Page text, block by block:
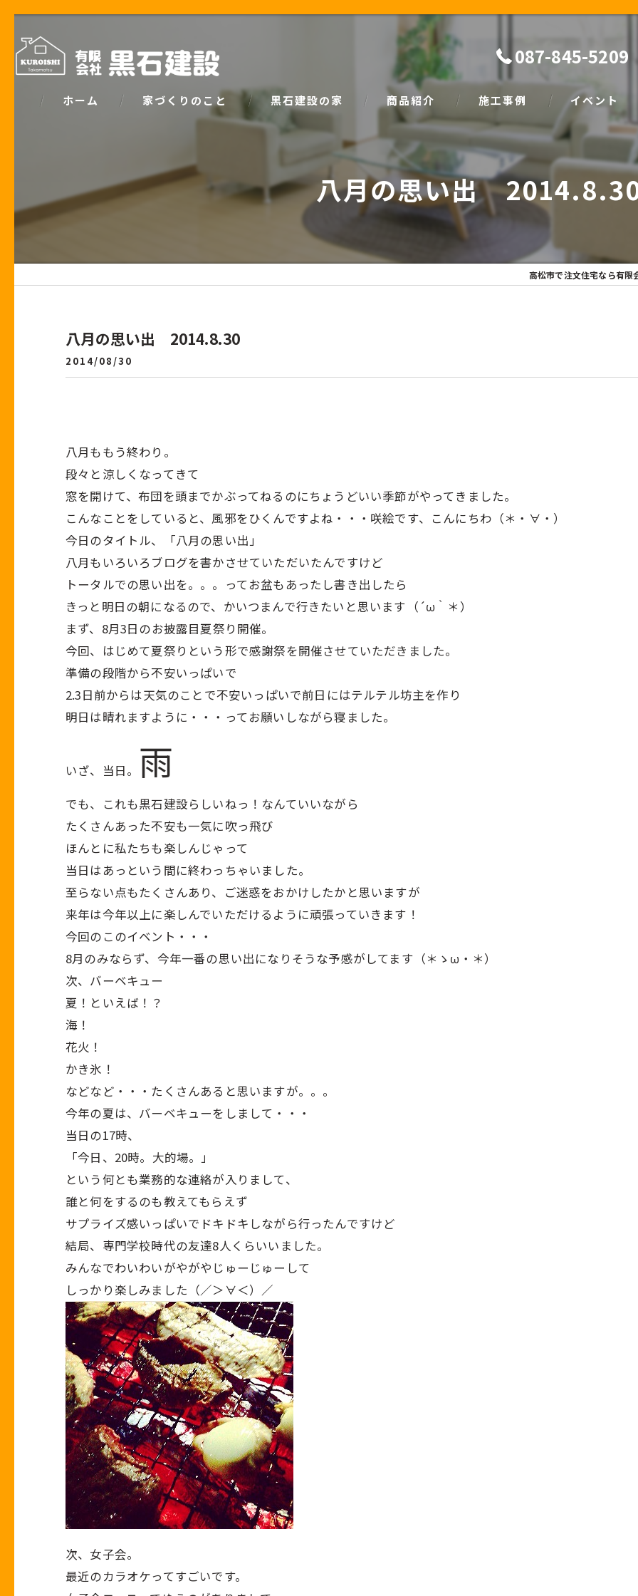
087-845-5209
ホーム 家づくりのこと
家づくりで大事な「お金の話」
黒石建設の家
パッシブデザイン
ZEH
安心の保証
商品紹介
natural
SIMPLE NOTE
施工事例 イベント
家づくり塾
八月の思い出
高松市で注文住宅なら有限
八月の思い出 2014.8.30
2014/08/30
八月ももう終わり。
段々と涼しくなってきて
窓を開けて、布団を頭までかぶってねるのにちょうどいい季節がやってきました。
こんなことをしていると、風邪をひくんですよね・・・咲絵です、こんにちわ（＊・∀・）
今日のタイトル、「八月の思い出」
八月もいろいろブログを書かさせていただいたんですけど
トータルでの思い出を。。。ってお盆もあったし書き出したら
きっと明日の朝になるので、かいつまんで行きたいと思います（´ω｀＊）
まず、8月3日のお披露目夏祭り開催。
今回、はじめて夏祭りという形で感謝祭を開催させていただきました。
準備の段階から不安いっぱいで
2.3日前からは天気のことで不安いっぱいで前日にはテルテル坊主を作り
明日は晴れますように・・・ってお願いしながら寝ました。
いざ、当日。 雨
でも、これも黒石建設らしいねっ！なんていいながら
たくさんあった不安も一気に吹っ飛び
ほんとに私たちも楽しんじゃって
当日はあっという間に終わっちゃいました。
至らない点もたくさんあり、ご迷惑をおかけしたかと思いますが
来年は今年以上に楽しんでいただけるように頑張っていきます！
今回のこのイベント・・・
8月のみならず、今年一番の思い出になりそうな予感がしてます（＊ゝω・＊）
次、バーベキュー
夏！といえば！？
海！
花火！
かき氷！
などなど・・・たくさんあると思いますが。。。
今年の夏は、バーベキューをしまして・・・
当日の17時、
「今日、20時。大的場。」
という何とも業務的な連絡が入りまして、
誰と何をするのも教えてもらえず
サプライズ感いっぱいでドキドキしながら行ったんですけど
結局、専門学校時代の友達8人くらいいました。
みんなでわいわいがやがやじゅーじゅーして
しっかり楽しみました（／＞∀＜）／
次、女子会。
最近のカラオケってすごいです。